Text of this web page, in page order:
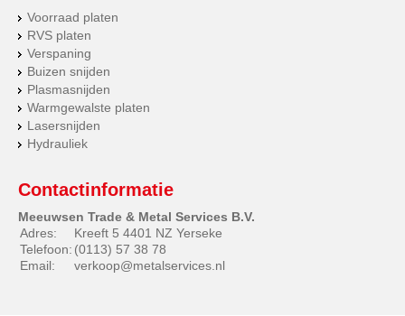
Voorraad platen
RVS platen
Verspaning
Buizen snijden
Plasmasnijden
Warmgewalste platen
Lasersnijden
Hydrauliek
Contactinformatie
Meeuwsen Trade & Metal Services B.V.
Adres:
Kreeft 5 4401 NZ Yerseke
Telefoon: (0113) 57 38 78
Email:
verkoop@metalservices.nl